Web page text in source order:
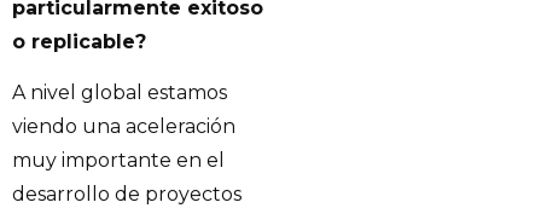
particularmente exitoso
o replicable?
A nivel global estamos
viendo una aceleración
muy importante en el
desarrollo de proyectos